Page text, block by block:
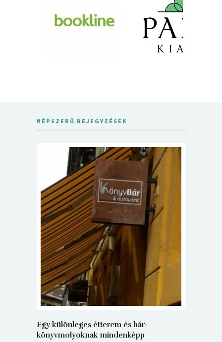
NÉPSZERŰ BEJEGYZÉSEK
Egy különleges étterem és bár-
könyvmolyoknak mindenképp